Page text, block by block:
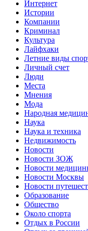
Интернет
Истории
Компании
Криминал
Культура
Лайфхаки
Летние виды
Личный счет
Люди
Места
Мнения
Мода
Народная
Наука
Наука и техника
Недвижимость
Новости
Новости ЗОЖ
Новости
Новости Москвы
Новости
Образование
Общество
Около спорта
Отдых в России